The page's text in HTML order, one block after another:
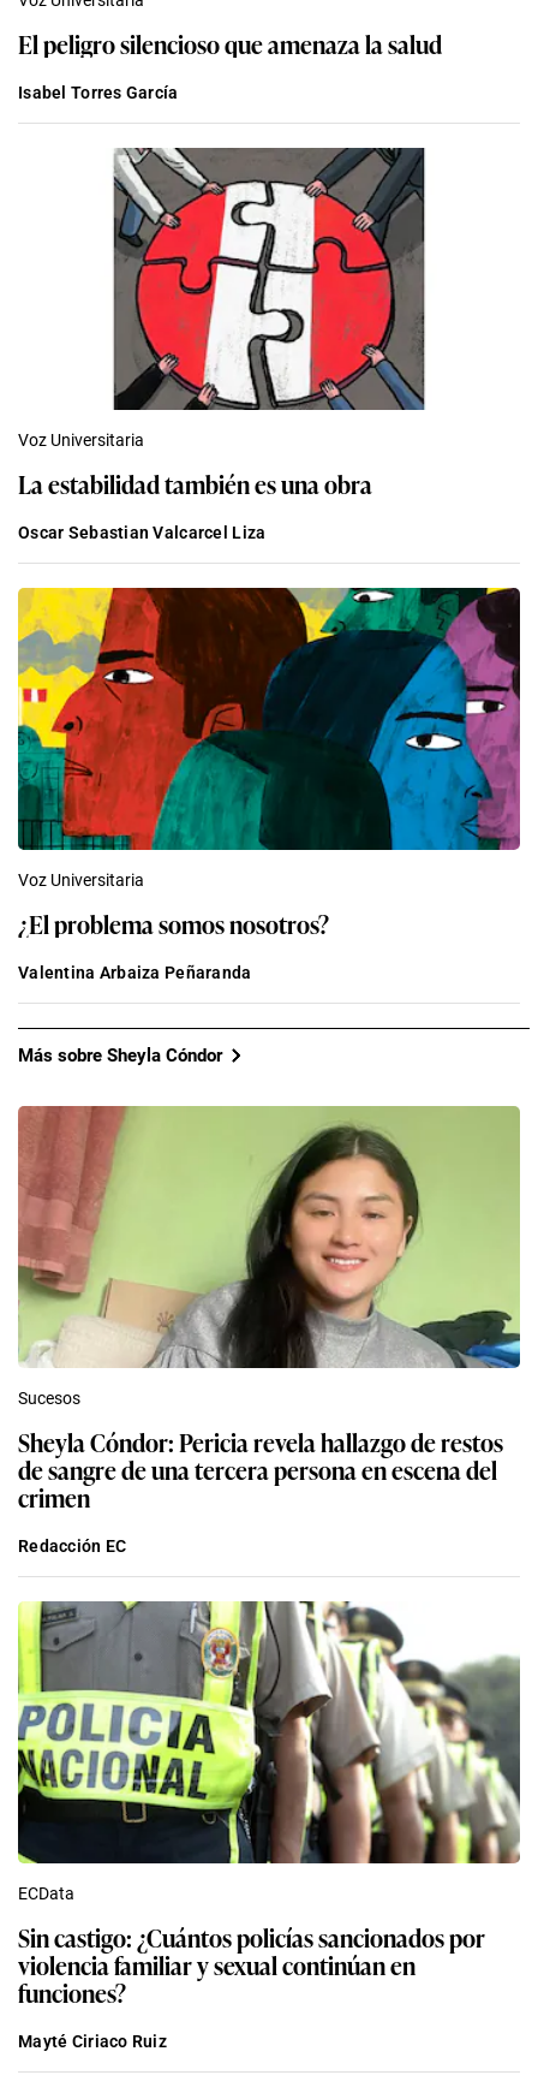
El peligro silencioso que amenaza la salud
Isabel Torres García
Voz Universitaria
La estabilidad también es una obra
Oscar Sebastian Valcarcel Liza
Voz Universitaria
¿El problema somos nosotros?
Valentina Arbaiza Peñaranda
Más sobre Sheyla Cóndor
Sucesos
Sheyla Cóndor: Pericia revela hallazgo de restos
de sangre de una tercera persona en escena del
crimen
Redacción EC
ECData
Sin castigo: ¿Cuántos policías sancionados por
violencia familiar y sexual continúan en
funciones?
Mayté Ciriaco Ruiz